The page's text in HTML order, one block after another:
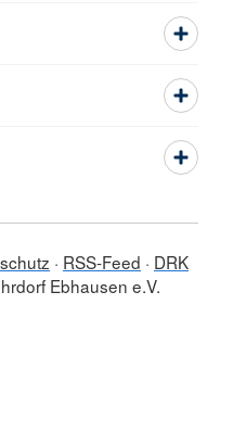
RSS-Feed
DRK
Ebhausen e.V.